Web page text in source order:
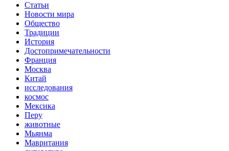
Статьи
Новости мира
Общество
Традиции
История
Достопримечательности
Франция
Москва
Китай
исследования
космос
Мексика
Перу
животные
Мьянма
Мавритания